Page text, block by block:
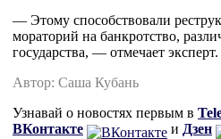
— Этому способствовали
мораторий на банкротство,
государства, — отмечает эксперт.
Автор: Саша Кубань
Узнавай о новостях первым в
ВКонтакте
и Дзен